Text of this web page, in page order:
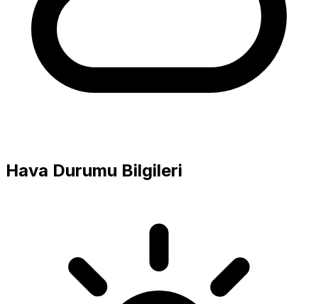
Hava Durumu Bilgileri